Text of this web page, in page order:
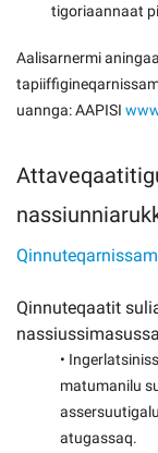
tigoriaannaat
Aalisarnermi
uannga: AAPISI
Qinnuteqaatit
•
matumanilu
atugassaq.